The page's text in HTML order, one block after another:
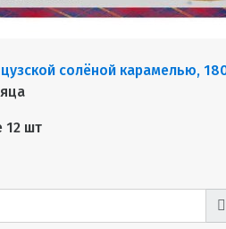
солёной карамелью,
12 шт